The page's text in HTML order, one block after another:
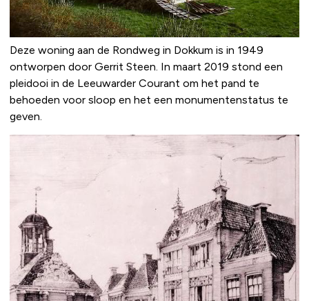
Deze woning aan de Rondweg in Dokkum is in 1949
ontworpen door Gerrit Steen. In maart 2019 stond een
pleidooi in de Leeuwarder Courant om het pand te
behoeden voor sloop en het een monumentenstatus te
geven.